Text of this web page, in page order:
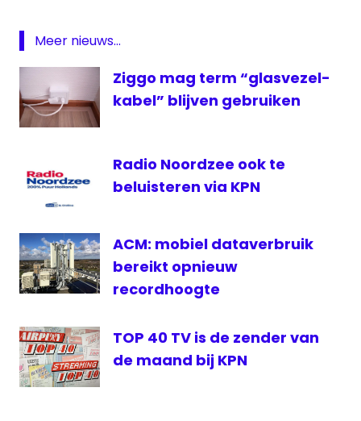
Dagblad
krant
Twitter
Meer nieuws...
Ziggo mag term “glasvezel-
kabel” blijven gebruiken
Radio Noordzee ook te
beluisteren via KPN
ACM: mobiel dataverbruik
bereikt opnieuw
recordhoogte
TOP 40 TV is de zender van
de maand bij KPN